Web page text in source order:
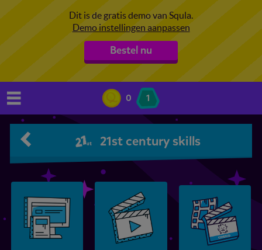
Dit is de gratis demo van Squla.
Demo instellingen aanpassen
Bestel nu
0 1
21st century skills